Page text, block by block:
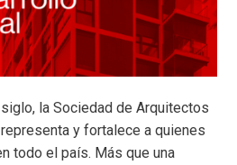
la Sociedad de Arquitectos
y fortalece a quienes
todo el país. Más que una